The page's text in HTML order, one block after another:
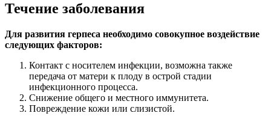
Течение заболевания
Для развития герпеса необходимо совокупное воздействие
следующих факторов:
Контакт с носителем инфекции, возможна также
передача от матери к плоду в острой стадии
инфекционного процесса.
Снижение общего и местного иммунитета.
Повреждение кожи или слизистой.